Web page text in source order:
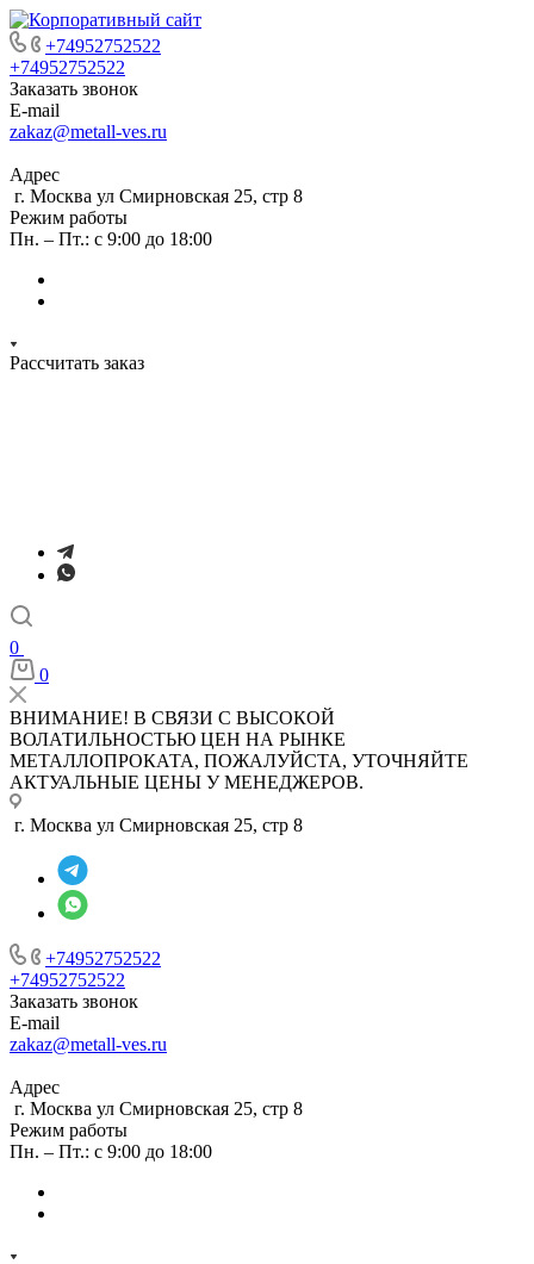
+74952752522
+74952752522
Заказать звонок
E-mail
zakaz@metall-ves.ru
Адрес
г. Москва ул Смирновская 25, стр 8
Режим работы
Пн. – Пт.: с 9:00 до 18:00
Рассчитать заказ
0
0
ВНИМАНИЕ! В СВЯЗИ С ВЫСОКОЙ
ВОЛАТИЛЬНОСТЬЮ ЦЕН НА РЫНКЕ
МЕТАЛЛОПРОКАТА, ПОЖАЛУЙСТА, УТОЧНЯЙТЕ
АКТУАЛЬНЫЕ ЦЕНЫ У МЕНЕДЖЕРОВ.
г. Москва ул Смирновская 25, стр 8
+74952752522
+74952752522
Заказать звонок
E-mail
zakaz@metall-ves.ru
Адрес
г. Москва ул Смирновская 25, стр 8
Режим работы
Пн. – Пт.: с 9:00 до 18:00